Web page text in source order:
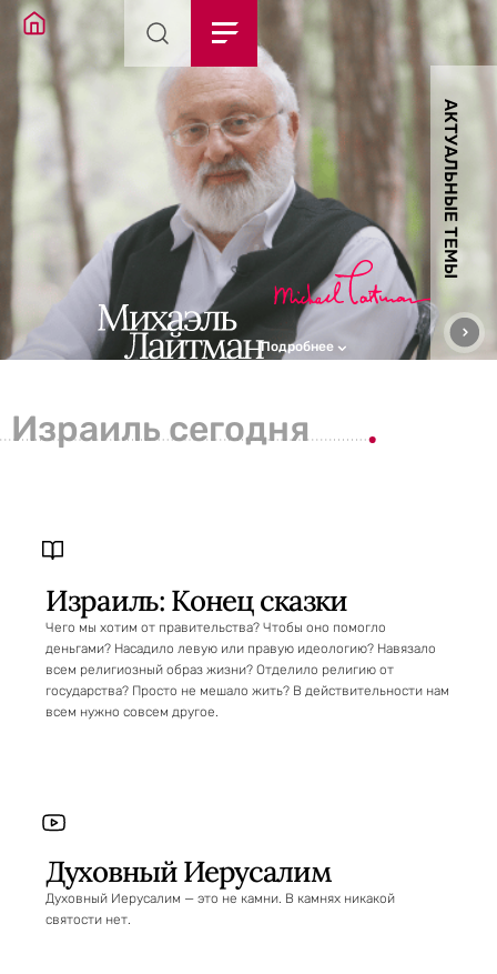
АКТУАЛЬНЫЕ ТЕМЫ
Подробнее
Израиль сегодня
Израиль: Конец сказки
Чего мы хотим от правительства? Чтобы оно помогло
деньгами? Насадило левую или правую идеологию? Навязало
всем религиозный образ жизни? Отделило религию от
государства? Просто не мешало жить? В действительности нам
всем нужно совсем другое.
Духовный Иерусалим
Духовный Иерусалим — это не камни. В камнях никакой
святости нет.